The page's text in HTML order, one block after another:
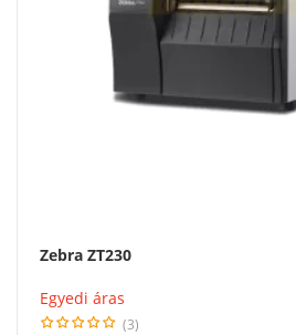
Zebra ZT230
Egyedi áras
(3)